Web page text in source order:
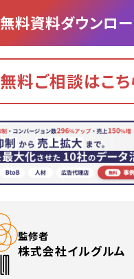
無料資料ダウンロ
無料ご相談はこち
株式会社イルグルム